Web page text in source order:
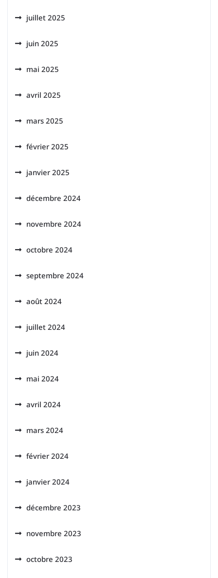
juillet 2025
juin 2025
mai 2025
avril 2025
mars 2025
février 2025
janvier 2025
décembre 2024
novembre 2024
octobre 2024
septembre 2024
août 2024
juillet 2024
juin 2024
mai 2024
avril 2024
mars 2024
février 2024
janvier 2024
décembre 2023
novembre 2023
octobre 2023